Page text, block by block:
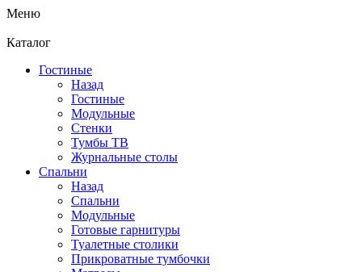
Меню
Каталог
Гостиные
Назад
Гостиные
Модульные
Стенки
Тумбы ТВ
Журнальные столы
Спальни
Назад
Спальни
Модульные
Готовые гарнитуры
Туалетные столики
Прикроватные тумбочки